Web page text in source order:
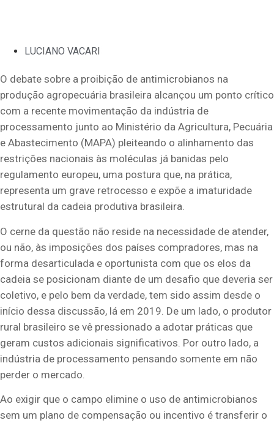
LUCIANO VACARI
O debate sobre a proibição de antimicrobianos na
produção agropecuária brasileira alcançou um ponto crítico
com a recente movimentação da indústria de
processamento junto ao Ministério da Agricultura, Pecuária
e Abastecimento (MAPA) pleiteando o alinhamento das
restrições nacionais às moléculas já banidas pelo
regulamento europeu, uma postura que, na prática,
representa um grave retrocesso e expõe a imaturidade
estrutural da cadeia produtiva brasileira.
O cerne da questão não reside na necessidade de atender,
ou não, às imposições dos países compradores, mas na
forma desarticulada e oportunista com que os elos da
cadeia se posicionam diante de um desafio que deveria ser
coletivo, e pelo bem da verdade, tem sido assim desde o
início dessa discussão, lá em 2019. De um lado, o produtor
rural brasileiro se vê pressionado a adotar práticas que
geram custos adicionais significativos. Por outro lado, a
indústria de processamento pensando somente em não
perder o mercado.
Ao exigir que o campo elimine o uso de antimicrobianos
sem um plano de compensação ou incentivo é transferir o